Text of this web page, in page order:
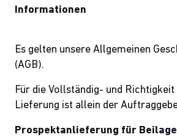
Informationen
Es gelten unsere Allgemeinen
(AGB).
Für die Vollständig- und
Lieferung ist allein der
Prospektanlieferung für